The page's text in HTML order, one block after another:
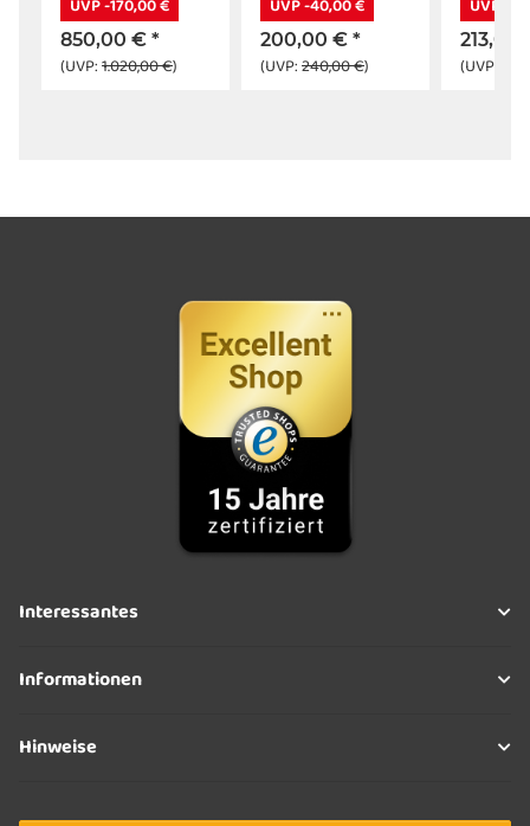
UVP -170,00 €
850,00 € *
(UVP:1.020,00 €)
UVP -40,00 €
200,00 € *
(UVP:240,00 €)
UVP -
213,00
(UVP:
Interessantes
Informationen
Hinweise